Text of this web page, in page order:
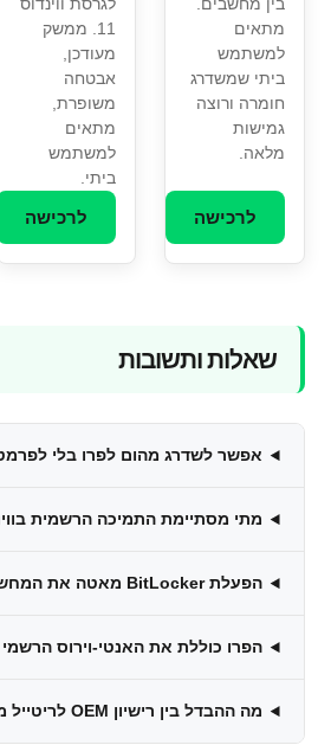
מתאים
למשתמש
ביתי שמשדרג
חומרה ורוצה
גמישות
מלאה.
לרכישה
11. ממשק
מעודכן,
אבטחה
משופרת,
מתאים
למשתמש
ביתי.
לרכישה
שאלות ותשובות
אפשר לשדרג מהום לפרו בלי
מתי מסתיימת התמיכה הרשמית
הפעלת BitLocker מאטה את המחשב?
הפרו כוללת את האנטי-וירוס
מה ההבדל בין רישיון OEM לריטייל מבחינת תמיכה?